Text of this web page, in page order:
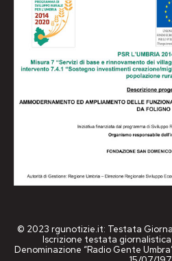
© 2023 rgunotizie.it: Testata
Iscrizione testata
Denominazione “Radio Gente